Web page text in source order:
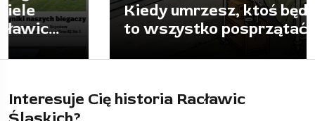
Kiedy umrzesz, ktoś będzie musiał
to wszystko posprzątać
Interesuje Cię historia Racławic